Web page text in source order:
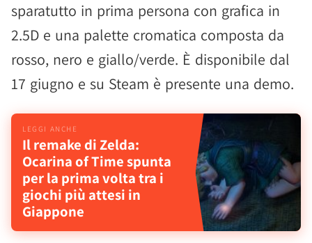
sparatutto in prima persona con grafica in
2.5D e una palette cromatica composta da
rosso, nero e giallo/verde. È disponibile dal
17 giugno e su Steam è presente una demo.
Il remake di Zelda:
Ocarina of Time spunta
per la prima volta tra i
giochi più attesi in
Giappone